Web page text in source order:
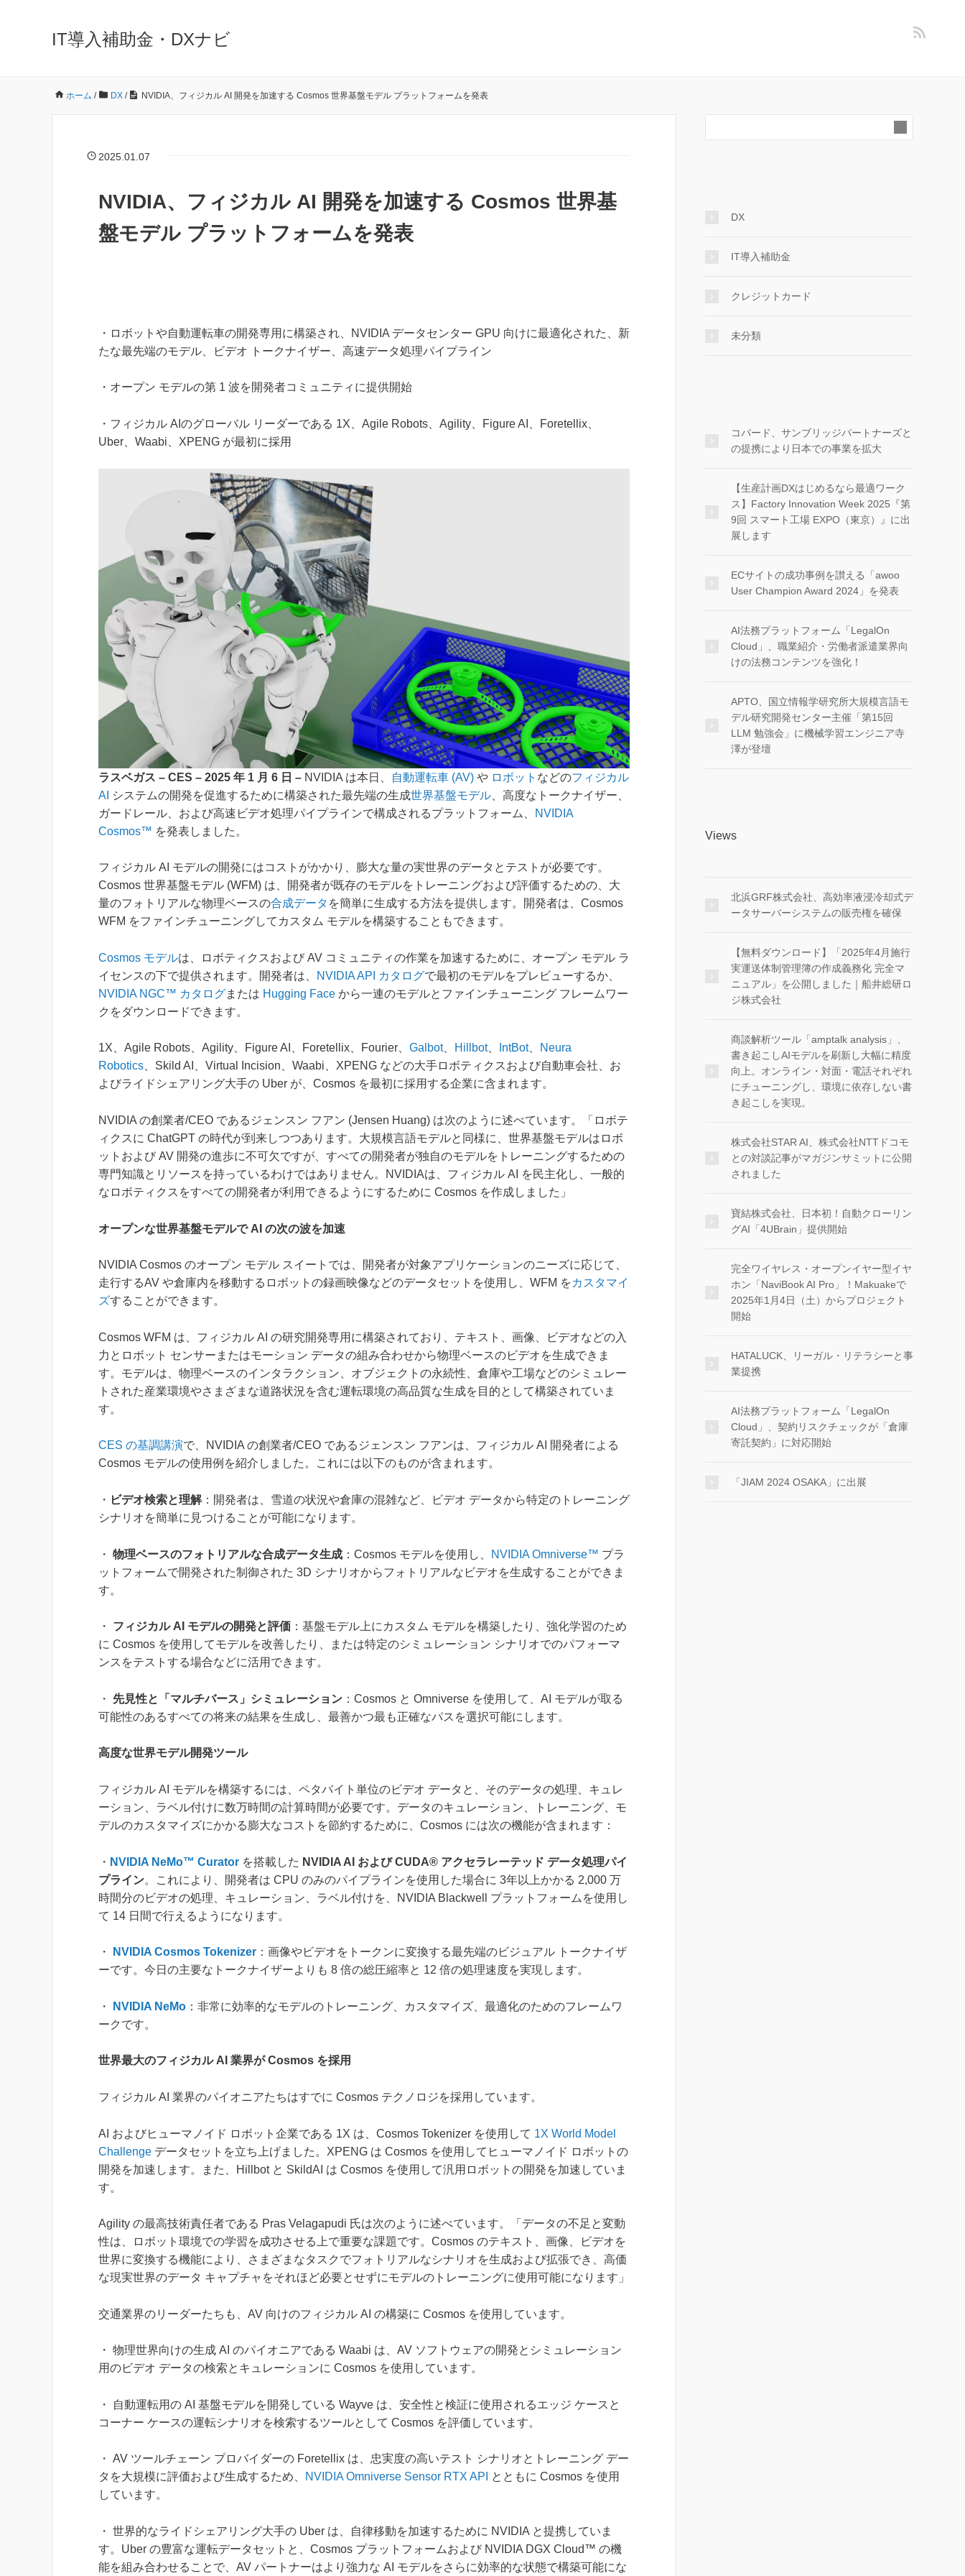
IT導入補助金・DXナビ
ホーム / DX / NVIDIA、フィジカル AI 開発を加速する Cosmos 世界基盤モデル プラットフォームを発表
2025.01.07
NVIDIA、フィジカル AI 開発を加速する Cosmos 世界基
盤モデル プラットフォームを発表
・ロボットや自動運転車の開発専用に構築され、NVIDIA データセンター GPU 向けに最適化された、新
たな最先端のモデル、ビデオ トークナイザー、高速データ処理パイプライン
・オープン モデルの第 1 波を開発者コミュニティに提供開始
・フィジカル AIのグローバル リーダーである 1X、Agile Robots、Agility、Figure AI、Foretellix、
Uber、Waabi、XPENG が最初に採用
ラスベガス – CES – 2025 年 1 月 6 日 – NVIDIA は本日、 自動運転車 (AV) や ロボット などのフィジカル
AI
システムの開発を促進するために構築された最先端の生成世界基盤モデル 、高度なトークナイザー、
ガードレール、および高速ビデオ処理パイプラインで構成されるプラットフォーム、
NVIDIA
Cosmos™ を発表しました。
フィジカル AI モデルの開発にはコストがかかり、膨大な量の実世界のデータとテストが必要です。
Cosmos 世界基盤モデル (WFM) は、開発者が既存のモデルをトレーニングおよび評価するための、大
量のフォトリアルな物理ベースの合成データ を簡単に生成する方法を提供します。開発者は、Cosmos
WFM をファインチューニングしてカスタム モデルを構築することもできます。
Cosmos モデルは、ロボティクスおよび AV コミュニティの作業を加速するために、オープン モデル ラ
イセンスの下で提供されます。開発者は、
NVIDIA API カタログで最初のモデルをプレビューするか、
NVIDIA NGC™ カタログまたは Hugging Face から一連のモデルとファインチューニング フレームワー
クをダウンロードできます。
1X、Agile Robots、Agility、Figure AI、Foretellix、Fourier、 Galbot、 Hillbot、 IntBot、
Neura
Robotics、Skild AI、Virtual Incision、Waabi、XPENG などの大手ロボティクスおよび自動車会社、お
よびライドシェアリング大手の Uber が、Cosmos を最初に採用する企業に含まれます。
NVIDIA の創業者/CEO であるジェンスン フアン (Jensen Huang) は次のように述べています。「ロボテ
ィクスに ChatGPT の時代が到来しつつあります。大規模言語モデルと同様に、世界基盤モデルはロボ
ットおよび AV 開発の進歩に不可欠ですが、すべての開発者が独自のモデルをトレーニングするための
専門知識とリソースを持っているわけではありません。NVIDIAは、フィジカル AI を民主化し、一般的
なロボティクスをすべての開発者が利用できるようにするために Cosmos を作成しました」
オープンな世界基盤モデルで AI の次の波を加速
NVIDIA Cosmos のオープン モデル スイートでは、開発者が対象アプリケーションのニーズに応じて、
走行するAV や倉庫内を移動するロボットの録画映像などのデータセットを使用し、WFM をカスタマイ
ズすることができます。
Cosmos WFM は、フィジカル AI の研究開発専用に構築されており、テキスト、画像、ビデオなどの入
力とロボット センサーまたはモーション データの組み合わせから物理ベースのビデオを生成できま
す。モデルは、物理ベースのインタラクション、オブジェクトの永続性、倉庫や工場などのシミュレー
トされた産業環境やさまざまな道路状況を含む運転環境の高品質な生成を目的として構築されていま
す。
CES の基調講演で、NVIDIA の創業者/CEO であるジェンスン フアンは、フィジカル AI 開発者による
Cosmos モデルの使用例を紹介しました。これには以下のものが含まれます。
・ ビデオ検索と理解：開発者は、雪道の状況や倉庫の混雑など、ビデオ データから特定のトレーニング
シナリオを簡単に見つけることが可能になります。
・ 物理ベースのフォトリアルな合成データ生成 ：Cosmos モデルを使用し、 NVIDIA Omniverse™ プラ
ットフォームで開発された制御された 3D シナリオからフォトリアルなビデオを生成することができま
す。
・ フィジカル AI モデルの開発と評価 ：基盤モデル上にカスタム モデルを構築したり、強化学習のため
に Cosmos を使用してモデルを改善したり、または特定のシミュレーション シナリオでのパフォーマ
ンスをテストする場合などに活用できます。
・ 先見性と「マルチバース」シミュレーション ：Cosmos と Omniverse を使用して、AI モデルが取る
可能性のあるすべての将来の結果を生成し、最善かつ最も正確なパスを選択可能にします。
高度な世界モデル開発ツール
フィジカル AI モデルを構築するには、ペタバイト単位のビデオ データと、そのデータの処理、キュレ
ーション、ラベル付けに数万時間の計算時間が必要です。データのキュレーション、トレーニング、モ
デルのカスタマイズにかかる膨大なコストを節約するために、Cosmos には次の機能が含まれます：
・ NVIDIA NeMo™ Curator を搭載した NVIDIA AI および CUDA® アクセラレーテッド データ処理パイ
プライン。これにより、開発者は CPU のみのパイプラインを使用した場合に 3年以上かかる 2,000 万
時間分のビデオの処理、キュレーション、ラベル付けを、NVIDIA Blackwell プラットフォームを使用し
て 14 日間で行えるようになります。
・ NVIDIA Cosmos Tokenizer ：画像やビデオをトークンに変換する最先端のビジュアル トークナイザ
ーです。今日の主要なトークナイザーよりも 8 倍の総圧縮率と 12 倍の処理速度を実現します。
・ NVIDIA NeMo ：非常に効率的なモデルのトレーニング、カスタマイズ、最適化のためのフレームワ
ークです。
世界最大のフィジカル AI 業界が Cosmos を採用
フィジカル AI 業界のパイオニアたちはすでに Cosmos テクノロジを採用しています。
AI およびヒューマノイド ロボット企業である 1X は、Cosmos Tokenizer を使用して 1X World Model
Challenge データセットを立ち上げました。XPENG は Cosmos を使用してヒューマノイド ロボットの
開発を加速します。また、Hillbot と SkildAI は Cosmos を使用して汎用ロボットの開発を加速していま
す。
Agility の最高技術責任者である Pras Velagapudi 氏は次のように述べています。「データの不足と変動
性は、ロボット環境での学習を成功させる上で重要な課題です。Cosmos のテキスト、画像、ビデオを
世界に変換する機能により、さまざまなタスクでフォトリアルなシナリオを生成および拡張でき、高価
な現実世界のデータ キャプチャをそれほど必要とせずにモデルのトレーニングに使用可能になります」
交通業界のリーダーたちも、AV 向けのフィジカル AI の構築に Cosmos を使用しています。
・ 物理世界向けの生成 AI のパイオニアである Waabi は、AV ソフトウェアの開発とシミュレーション
用のビデオ データの検索とキュレーションに Cosmos を使用しています。
・ 自動運転用の AI 基盤モデルを開発している Wayve は、安全性と検証に使用されるエッジ ケースと
コーナー ケースの運転シナリオを検索するツールとして Cosmos を評価しています。
・ AV ツールチェーン プロバイダーの Foretellix は、忠実度の高いテスト シナリオとトレーニング デー
タを大規模に評価および生成するため、
NVIDIA Omniverse Sensor RTX API
とともに Cosmos を使用
しています。
・ 世界的なライドシェアリング大手の Uber は、自律移動を加速するために NVIDIA と提携していま
す。Uber の豊富な運転データセットと、Cosmos プラットフォームおよび NVIDIA DGX Cloud™ の機
能を組み合わせることで、AV パートナーはより強力な AI モデルをさらに効率的な状態で構築可能にな
DX
IT導入補助金
クレジットカード
未分類
コパード、サンブリッジパートナーズと
の提携により日本での事業を拡大
【生産計画DXはじめるなら最適ワーク
ス】Factory Innovation Week 2025『第
9回 スマート工場 EXPO（東京）』に出
展します
ECサイトの成功事例を讃える「awoo
User Champion Award 2024」を発表
AI法務プラットフォーム「LegalOn
Cloud」、職業紹介・労働者派遣業界向
けの法務コンテンツを強化！
APTO、国立情報学研究所大規模言語モ
デル研究開発センター主催「第15回
LLM 勉強会」に機械学習エンジニア寺
澤が登壇
Views
北浜GRF株式会社、高効率液浸冷却式デ
ータサーバーシステムの販売権を確保
【無料ダウンロード】「2025年4月施行
実運送体制管理簿の作成義務化 完全マ
ニュアル」を公開しました｜船井総研ロ
ジ株式会社
商談解析ツール「amptalk analysis」、
書き起こしAIモデルを刷新し大幅に精度
向上。オンライン・対面・電話それぞれ
にチューニングし、環境に依存しない書
き起こしを実現。
株式会社STAR AI、株式会社NTTドコモ
との対談記事がマガジンサミットに公開
されました
寶結株式会社、日本初！自動クローリン
グAI「4UBrain」提供開始
完全ワイヤレス・オープンイヤー型イヤ
ホン「NaviBook AI Pro」！Makuakeで
2025年1月4日（土）からプロジェクト
開始
HATALUCK、リーガル・リテラシーと事
業提携
AI法務プラットフォーム「LegalOn
Cloud」、契約リスクチェックが「倉庫
寄託契約」に対応開始
「JIAM 2024 OSAKA」に出展